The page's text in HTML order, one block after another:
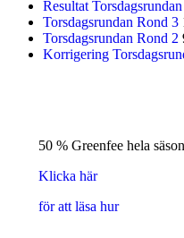
Resultat
Torsdagsrundan Rond 3
Torsdagsrundan Rond 2
Korrigering
50 % Greenfee hela
Klicka här
för att läsa hur